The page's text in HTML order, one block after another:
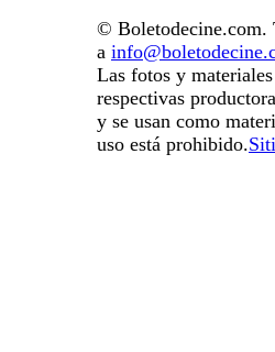
© Boletodecine.com.
a
Las fotos y
respectivas
y se usan como
uso está prohibido.